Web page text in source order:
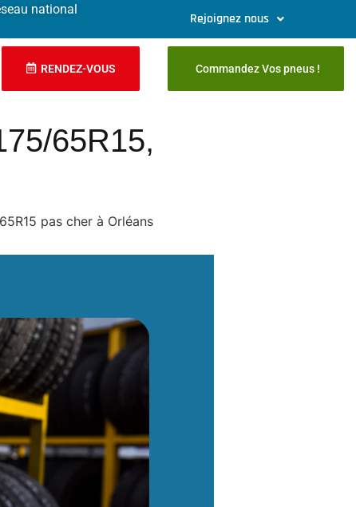
national
Rejoignez nous
RENDEZ-VOUS Commandez Vos pneus !
65R15,
pas cher à Orléans